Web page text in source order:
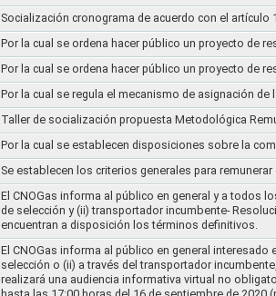
Socialización cronograma de acuerdo con el artículo
Por la cual se ordena hacer público un proyecto de
Por la cual se ordena hacer público un proyecto de
Por la cual se regula el mecanismo de asignación
Taller de socialización propuesta Metodológica
Por la cual se establecen disposiciones sobre la
Se establecen los criterios generales para
El CNOGas informa al público en general y a todos
de selección y (ii) transportador incumbente-
encuentran a disposición los términos definitivos.
El CNOGas informa al público en general
selección o (ii) a través del transportador
realizará una audiencia informativa virtual no